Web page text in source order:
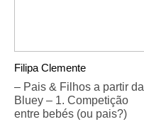
Filipa Clemente
– Pais & Filhos a partir da
Bluey – 1. Competição
entre bebés (ou pais?)